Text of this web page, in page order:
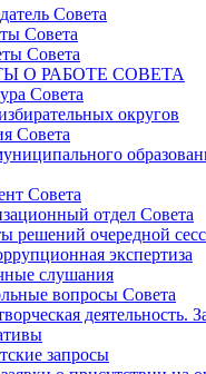
Совета
Совета
Совета
О РАБОТЕ СОВЕТА
Совета
округов
Совета
Совета
отдел Совета
решений очередной
экспертиза
слушания
вопросы Совета
деятельность.
запросы